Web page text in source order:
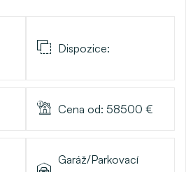
Dispozice:
Cena od: 58500 €
Garáž/Parkovací